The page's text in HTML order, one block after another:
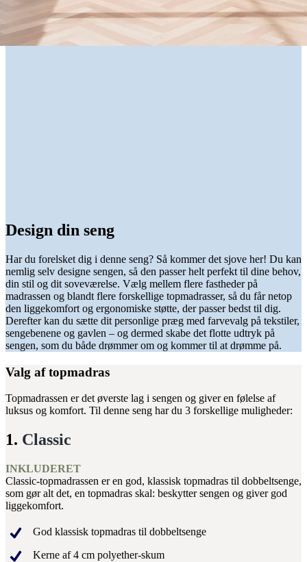
Design din seng
Har du forelsket dig i denne seng? Så kommer det sjove her! Du kan
nemlig selv designe sengen, så den passer helt perfekt til dine behov,
din stil og dit soveværelse. Vælg mellem flere fastheder på
madrassen og blandt flere forskellige topmadrasser, så du får netop
den liggekomfort og ergonomiske støtte, der passer bedst til dig.
Derefter kan du sætte dit personlige præg med farvevalg på tekstiler,
sengebenene og gavlen – og dermed skabe det flotte udtryk på
sengen, som du både drømmer om og kommer til at drømme på.
Valg af topmadras
Topmadrassen er det øverste lag i sengen og giver en følelse af
luksus og komfort. Til denne seng har du 3 forskellige muligheder:
1. Classic
INKLUDERET
Classic-topmadrassen er en god, klassisk topmadras til dobbeltsenge,
som gør alt det, en topmadras skal: beskytter sengen og giver god
liggekomfort.
God klassisk topmadras til dobbeltsenge
Kerne af 4 cm polyether-skum